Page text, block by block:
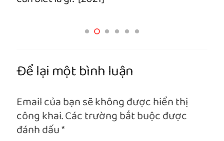
Để lại một bình luận
Email của bạn sẽ không được hiển thị
công khai.Các trường bắt buộc được
đánh dấu*